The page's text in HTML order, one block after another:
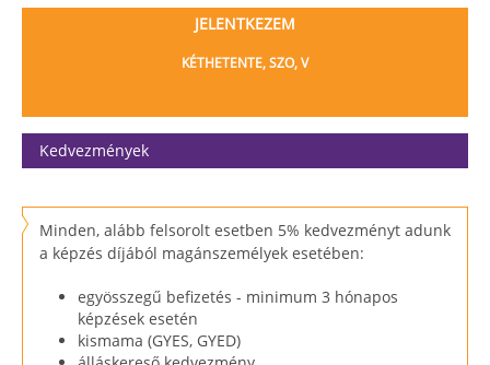
JELENTKEZEM
KÉTHETENTE, SZO, V
Kedvezmények
Minden, alább felsorolt esetben 5% kedvezményt adunk
a képzés díjából magánszemélyek esetében:
egyösszegű befizetés - minimum 3 hónapos
képzések esetén
kismama (GYES, GYED)